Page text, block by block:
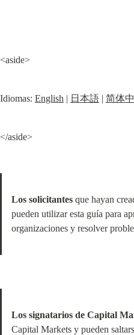
<aside>
Idiomas: English | 日本語 | 简体
</aside>
Los solicitantes que hayan
pueden utilizar esta guía para
organizaciones y resolver
Los signatarios de Capital
Capital Markets y pueden